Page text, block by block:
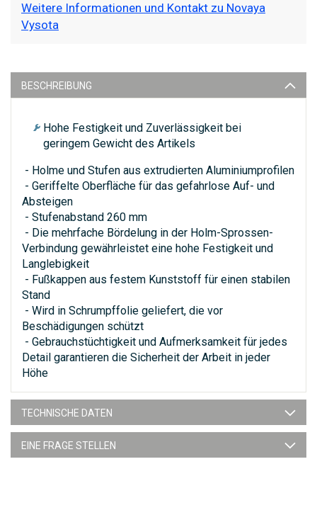
Weitere Informationen und Kontakt zu Novaya
Vysota
BESCHREIBUNG
Hohe Festigkeit und Zuverlässigkeit bei
geringem Gewicht des Artikels
- Holme und Stufen aus extrudierten Aluminiumprofilen
- Geriffelte Oberfläche für das gefahrlose Auf- und
Absteigen
- Stufenabstand 260 mm
- Die mehrfache Bördelung in der Holm-Sprossen-
Verbindung gewährleistet eine hohe Festigkeit und
Langlebigkeit
- Fußkappen aus festem Kunststoff für einen stabilen
Stand
- Wird in Schrumpffolie geliefert, die vor
Beschädigungen schützt
- Gebrauchstüchtigkeit und Aufmerksamkeit für jedes
Detail garantieren die Sicherheit der Arbeit in jeder
Höhe
TECHNISCHE DATEN
EINE FRAGE STELLEN